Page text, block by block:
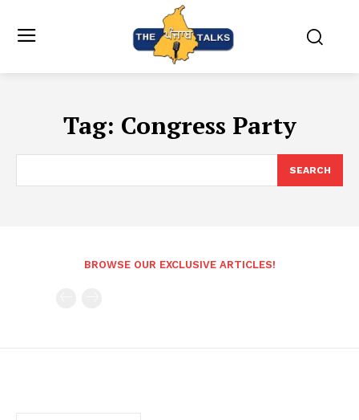
Tag: Congress Party
SEARCH
BROWSE OUR EXCLUSIVE ARTICLES!